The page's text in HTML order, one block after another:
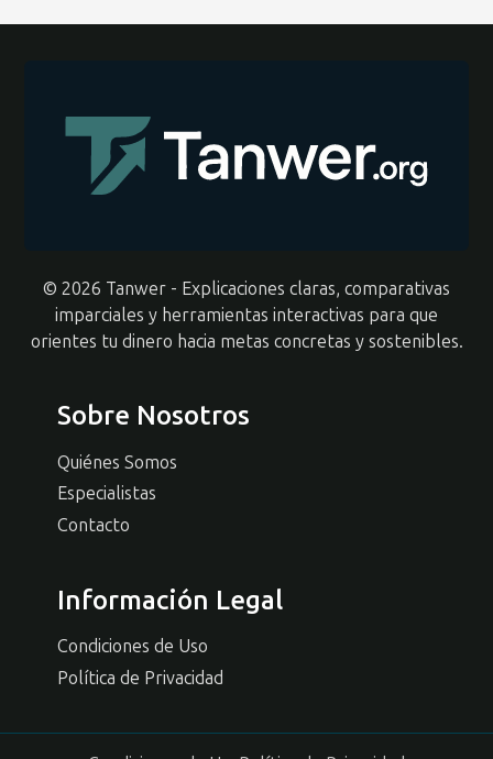
© 2026 Tanwer - Explicaciones claras, comparativas
imparciales y herramientas interactivas para que
orientes tu dinero hacia metas concretas y sostenibles.
Sobre Nosotros
Quiénes Somos
Especialistas
Contacto
Información Legal
Condiciones de Uso
Política de Privacidad